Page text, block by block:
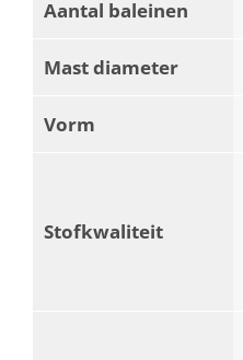
Aantal baleinen
Mast diameter
Vorm
Stofkwaliteit